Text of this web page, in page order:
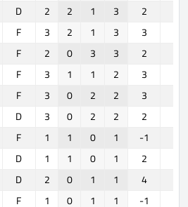
D 2 2 1 3 2
F 3 2 1 3 3
F 2 0 3 3 2
F 3 1 1 2 3
F 3 0 2 2 3
D 3 0 2 2 2
F 1 1 0 1 -1
D 1 1 0 1 2
D 2 0 1 1 4
F 1 0 1 1 -1